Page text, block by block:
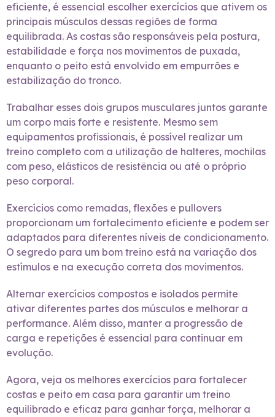
eficiente, é essencial escolher exercícios que ativem os
principais músculos dessas regiões de forma
equilibrada. As costas são responsáveis pela postura,
estabilidade e força nos movimentos de puxada,
enquanto o peito está envolvido em empurrões e
estabilização do tronco.
Trabalhar esses dois grupos musculares juntos garante
um corpo mais forte e resistente. Mesmo sem
equipamentos profissionais, é possível realizar um
treino completo com a utilização de halteres, mochilas
com peso, elásticos de resistência ou até o próprio
peso corporal.
Exercícios como remadas, flexões e pullovers
proporcionam um fortalecimento eficiente e podem ser
adaptados para diferentes níveis de condicionamento.
O segredo para um bom treino está na variação dos
estímulos e na execução correta dos movimentos.
Alternar exercícios compostos e isolados permite
ativar diferentes partes dos músculos e melhorar a
performance. Além disso, manter a progressão de
carga e repetições é essencial para continuar em
evolução.
Agora, veja os melhores exercícios para fortalecer
costas e peito em casa para garantir um treino
equilibrado e eficaz para ganhar força, melhorar a